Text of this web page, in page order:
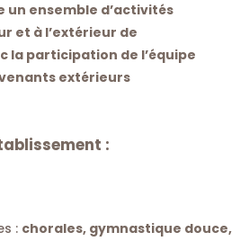
un ensemble d’activités
et à l’extérieur de
la participation de l’équipe
extérieurs
:
: chorales, gymnastique douce,